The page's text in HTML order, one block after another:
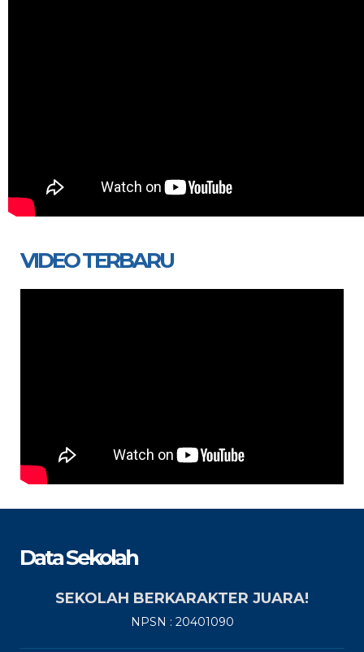
VIDEO TERBARU
Data Sekolah
SEKOLAH BERKARAKTER JUARA!
NPSN : 20401090